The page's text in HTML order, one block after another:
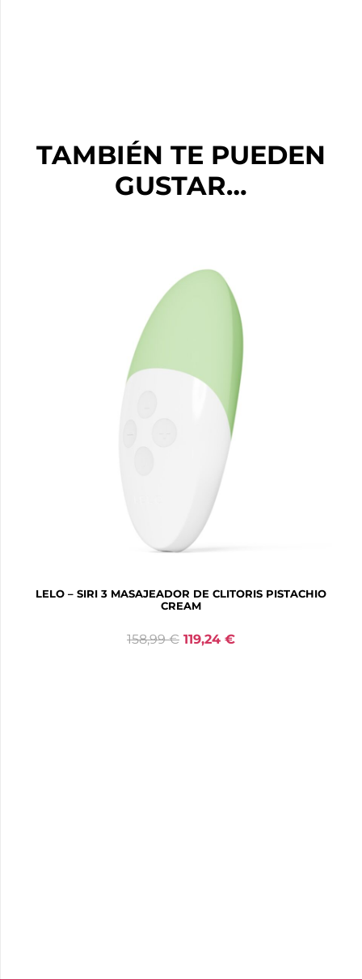
TAMBIÉN TE PUEDEN
GUSTAR…
LELO – SIRI 3 MASAJEADOR DE CLITORIS PISTACHIO
CREAM
158,99€ 119,24 €